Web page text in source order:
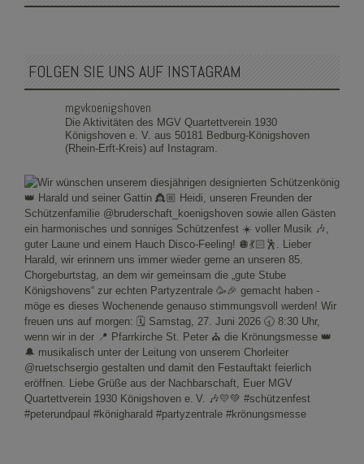
FOLGEN SIE UNS AUF INSTAGRAM
mgvkoenigshoven
Die Aktivitäten des MGV Quartettverein 1930
Königshoven e. V. aus 50181 Bedburg-Königshoven
(Rhein-Erft-Kreis) auf Instagram.